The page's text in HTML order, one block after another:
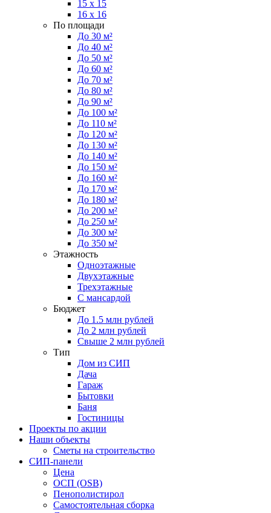
15 x 15
16 x 16
По площади
До 30 м²
До 40 м²
До 50 м²
До 60 м²
До 70 м²
До 80 м²
До 90 м²
До 100 м²
До 110 м²
До 120 м²
До 130 м²
До 140 м²
До 150 м²
До 160 м²
До 170 м²
До 180 м²
До 200 м²
До 250 м²
До 300 м²
До 350 м²
Этажность
Одноэтажные
Двухэтажные
Трехэтажные
С мансардой
Бюджет
До 1.5 млн рублей
До 2 млн рублей
Свыше 2 млн рублей
Тип
Дом из СИП
Дача
Гараж
Бытовки
Баня
Гостиницы
Проекты по акции
Наши объекты
Сметы на строительство
СИП-панели
Цена
ОСП (OSB)
Пенополистирол
Самостоятельная сборка